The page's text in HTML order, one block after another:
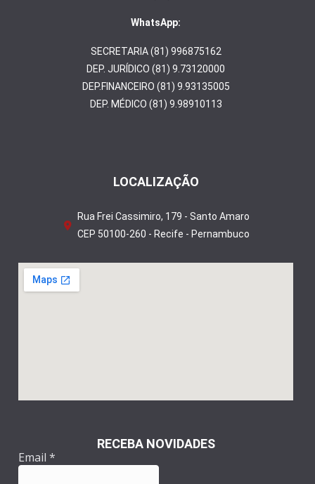
WhatsApp:
SECRETARIA (81) 996875162
DEP. JURÍDICO (81) 9.73120000
DEP.FINANCEIRO (81) 9.93135005
DEP. MÉDICO (81) 9.98910113
LOCALIZAÇÃO
Rua Frei Cassimiro, 179 - Santo Amaro
CEP 50100-260 - Recife - Pernambuco
RECEBA NOVIDADES
Email *